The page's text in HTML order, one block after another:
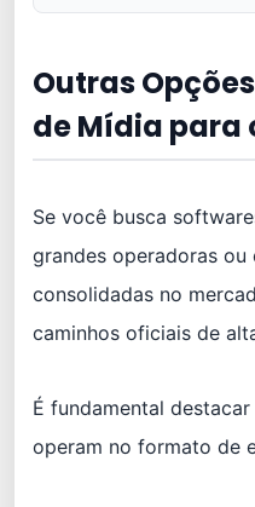
Outras
de Mídia para
Se você busca
grandes operadoras ou
consolidadas no
caminhos oficiais de
É fundamental
operam no formato de